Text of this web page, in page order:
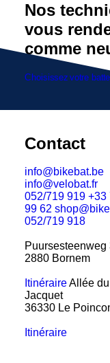
Nos
vous
comme
Choisissez votre
Contact
info@bikebat.be
info@velobat.fr
052/719 919 +33
99 62
052/719 918
Puursesteenweg
2880 Bornem
ItinéraireAllée
Jacquet
36330 Le
Itinéraire